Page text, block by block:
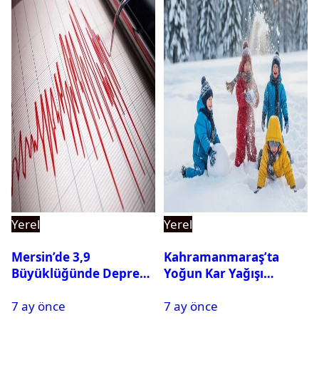
Yerel
Mersin’de 3,9
Büyüklüğünde Deprem
7 ay önce
Yerel
Kahramanmaraş’ta
Yoğun Kar Yağışı
Tatil
7 ay önce